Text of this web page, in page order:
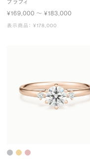
フラフィ
¥169,000 〜 ¥183,000
表示商品： ¥178,000